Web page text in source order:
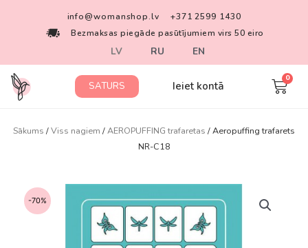
info@womanshop.lv
+371 2599 1430
Bezmaksas piegāde pasūtījumiem virs 50 eiro
LV RU EN
SATURS Ieiet kontā
Sākums /Viss nagiem /AEROPUFFING trafaretas / Aeropuffing trafarets
NR-C18
-70%